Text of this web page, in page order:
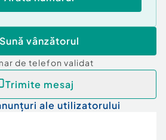
Sună vânzătorul
de telefon validat
Trimite mesaj
ale utilizatorului